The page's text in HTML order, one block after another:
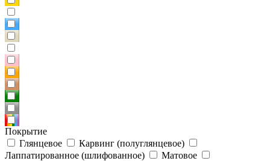
Покрытие
Глянцевое
Карвинг (полуглянцевое)
Лаппатированное (шлифованное)
Матовое